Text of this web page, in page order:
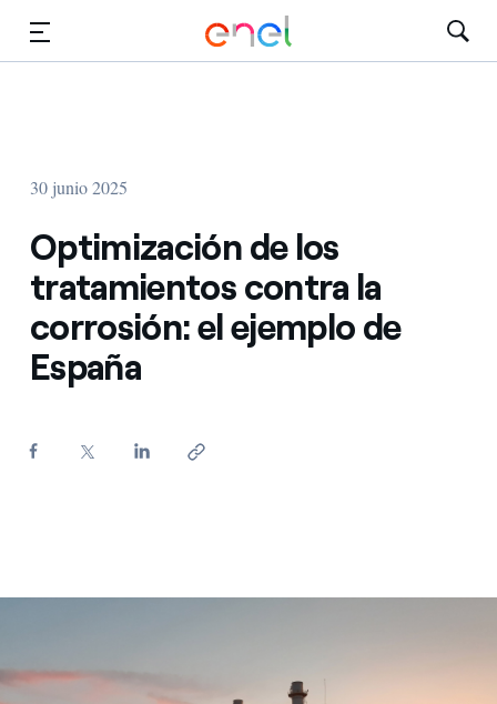
30 junio 2025
Optimización de los
tratamientos contra la
corrosión: el ejemplo de
España